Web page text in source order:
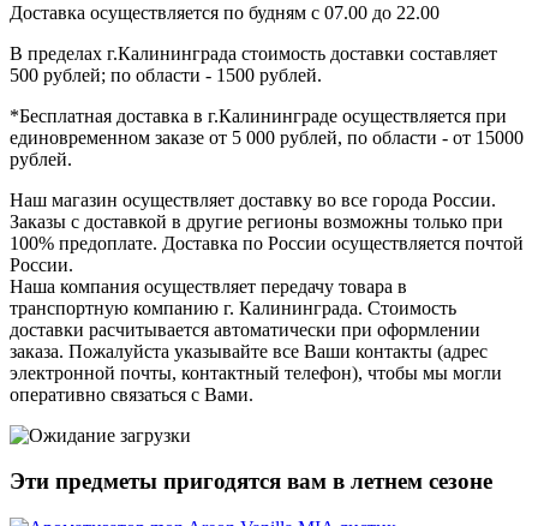
Доставка осуществляется по будням с 07.00 до 22.00
В пределах г.Калининграда стоимость доставки составляет
500 рублей; по области - 1500 рублей.
*Бесплатная доставка в г.Калининграде осуществляется при
единовременном заказе от 5 000 рублей, по области - от 15000
рублей.
Наш магазин осуществляет доставку во все города России.
Заказы с доставкой в другие регионы возможны только при
100% предоплате. Доставка по России осуществляется почтой
России.
Наша компания осуществляет передачу товара в
транспортную компанию г. Калининграда. Стоимость
доставки расчитывается автоматически при оформлении
заказа. Пожалуйста указывайте все Ваши контакты (адрес
электронной почты, контактный телефон), чтобы мы могли
оперативно связаться с Вами.
Эти предметы пригодятся вам в летнем сезоне